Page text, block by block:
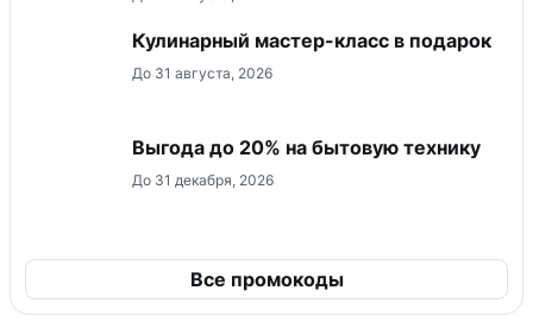
Кулинарный мастер-класс в подарок
До 31 августа, 2026
Выгода до 20% на бытовую технику
До 31 декабря, 2026
Все промокоды